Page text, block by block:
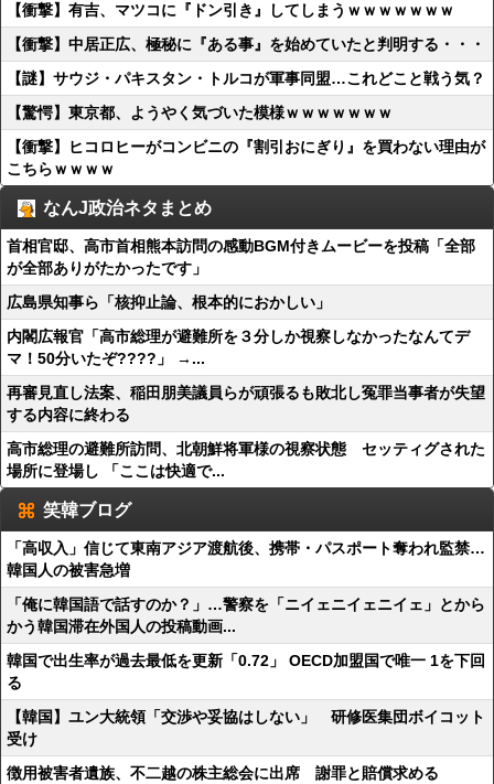
【衝撃】有吉、マツコに『ドン引き』してしまうｗｗｗｗｗｗｗ
【衝撃】中居正広、極秘に『ある事』を始めていたと判明する・・・
【謎】サウジ・パキスタン・トルコが軍事同盟…これどこと戦う気？
【驚愕】東京都、ようやく気づいた模様ｗｗｗｗｗｗｗ
【衝撃】ヒコロヒーがコンビニの『割引おにぎり』を買わない理由が
こちらｗｗｗｗ
なんJ政治ネタまとめ
首相官邸、高市首相熊本訪問の感動BGM付きムービーを投稿「全部
が全部ありがたかったです」
広島県知事ら「核抑止論、根本的におかしい」
内閣広報官「高市総理が避難所を３分しか視察しなかったなんてデ
マ！50分いたぞ????」 →...
再審見直し法案、稲田朋美議員らが頑張るも敗北し冤罪当事者が失望
する内容に終わる
高市総理の避難所訪問、北朝鮮将軍様の視察状態 セッティグされた
場所に登場し 「ここは快適で...
笑韓ブログ
「高収入」信じて東南アジア渡航後、携帯・パスポート奪われ監禁…
韓国人の被害急増
「俺に韓国語で話すのか？」…警察を「ニイェニイェニイェ」とから
かう韓国滞在外国人の投稿動画...
韓国で出生率が過去最低を更新「0.72」 OECD加盟国で唯一 1を下回
る
【韓国】ユン大統領「交渉や妥協はしない」 研修医集団ボイコット
受け
徴用被害者遺族、不二越の株主総会に出席 謝罪と賠償求める